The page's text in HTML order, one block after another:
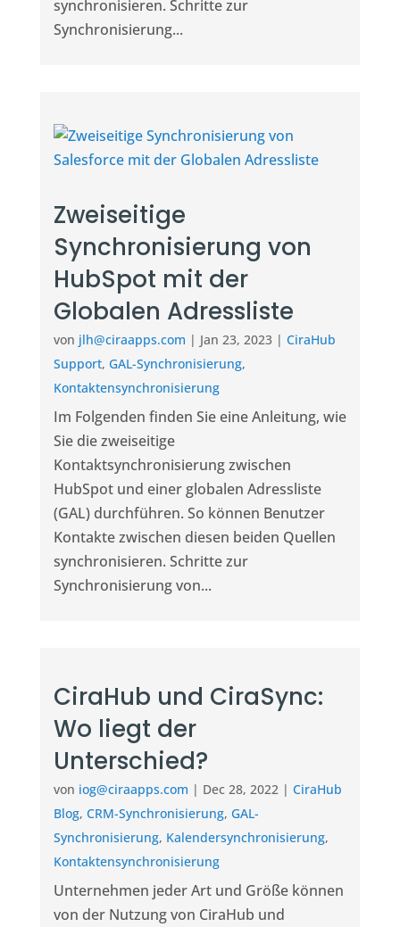
synchronisieren. Schritte zur
Synchronisierung...
Zweiseitige
Synchronisierung von
HubSpot mit der
Globalen Adressliste
von jlh@ciraapps.com | Jan 23, 2023| CiraHub
Support, GAL-Synchronisierung,
Kontaktensynchronisierung
Im Folgenden finden Sie eine Anleitung, wie
Sie die zweiseitige
Kontaktsynchronisierung zwischen
HubSpot und einer globalen Adressliste
(GAL) durchführen. So können Benutzer
Kontakte zwischen diesen beiden Quellen
synchronisieren. Schritte zur
Synchronisierung von...
CiraHub und CiraSync:
Wo liegt der
Unterschied?
von iog@ciraapps.com | Dec 28, 2022 | CiraHub
Blog, CRM-Synchronisierung, GAL-
Synchronisierung, Kalendersynchronisierung,
Kontaktensynchronisierung
Unternehmen jeder Art und Größe können
von der Nutzung von CiraHub und